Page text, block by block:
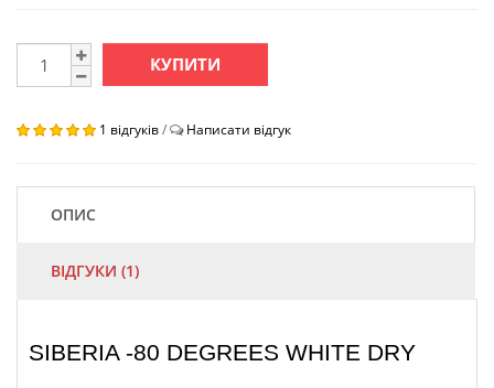
КУПИТИ
1 відгуків/ Написати відгук
ОПИС
ВІДГУКИ (1)
SIBERIA -80 DEGREES WHITE DRY